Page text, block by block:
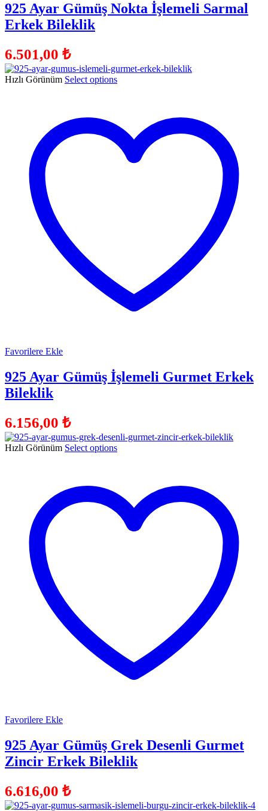
925 Ayar Gümüş Nokta İşlemeli Sarmal
Erkek Bileklik
6.501,00 ₺
Hızlı Görünüm Select options
Favorilere Ekle
925 Ayar Gümüş İşlemeli Gurmet Erkek
Bileklik
6.156,00 ₺
Hızlı Görünüm Select options
Favorilere Ekle
925 Ayar Gümüş Grek Desenli Gurmet
Zincir Erkek Bileklik
6.616,00 ₺